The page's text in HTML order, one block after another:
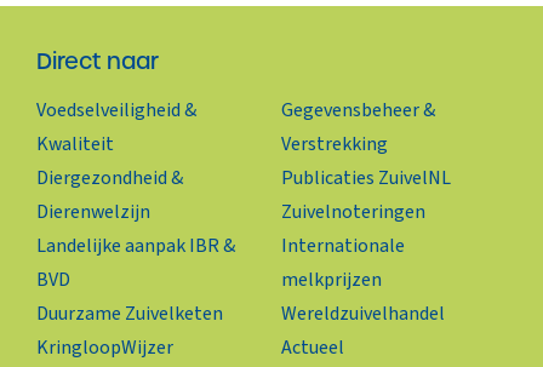
Direct naar
Voedselveiligheid &
Kwaliteit
Diergezondheid &
Dierenwelzijn
Landelijke aanpak IBR &
BVD
Duurzame Zuivelketen
KringloopWijzer
Gegevensbeheer &
Verstrekking
Publicaties ZuivelNL
Zuivelnoteringen
Internationale
melkprijzen
Wereldzuivelhandel
Actueel